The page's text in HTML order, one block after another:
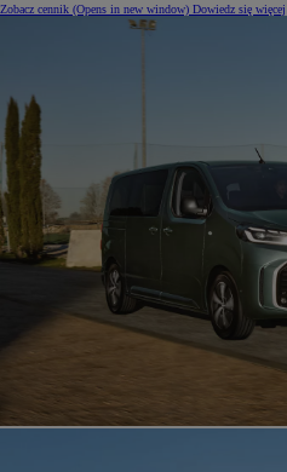
Zobacz cennik (Opens in new window) Dowiedz się więcej